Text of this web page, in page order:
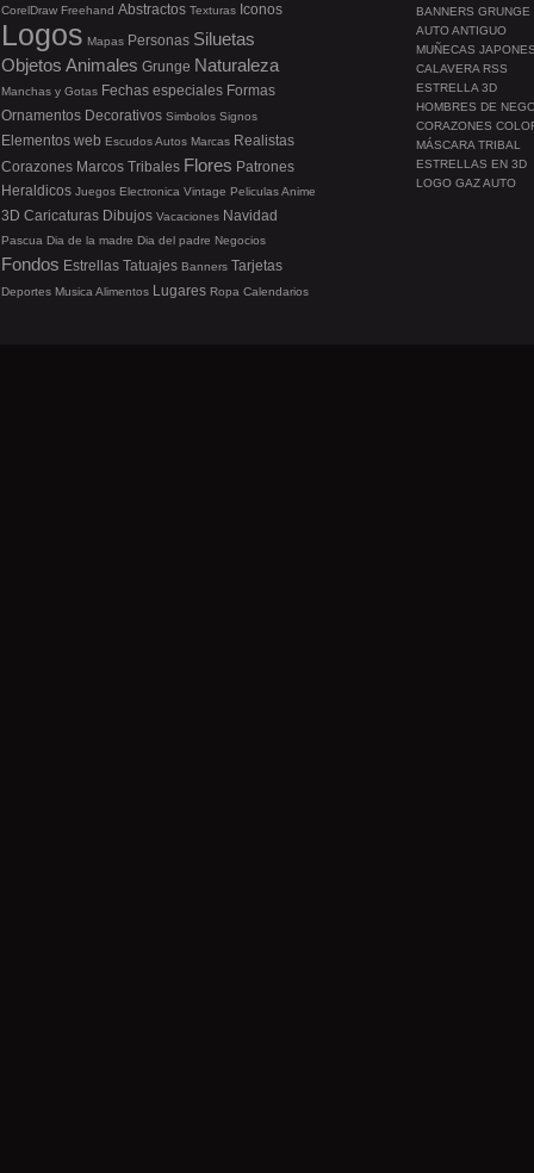
BANNERS GRUNGE
AUTO ANTIGUO
MUÑECAS
CALAVERA RSS
ESTRELLA 3D
HOMBRES DE
CORAZONES
MÁSCARA TRIBAL
ESTRELLAS EN 3D
LOGO GAZ AUTO
CorelDraw Freehand Abstractos Texturas Iconos
Logos Mapas Personas Siluetas
Objetos Animales Grunge Naturaleza
Manchas y Gotas Fechas especiales Formas
Ornamentos Decorativos Simbolos Signos
Elementos web EscudosAutos Marcas Realistas
Corazones Marcos Tribales Flores Patrones
Heraldicos Juegos Electronica Vintage PeliculasAnime
3D Caricaturas Dibujos Vacaciones Navidad
Pascua Dia de la madre Dia del padre Negocios
Fondos Estrellas Tatuajes Banners Tarjetas
Deportes Musica Alimentos Lugares Ropa Calendarios